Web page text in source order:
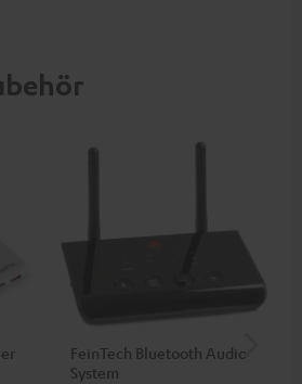
FeinTech Bluetooth Audio
System